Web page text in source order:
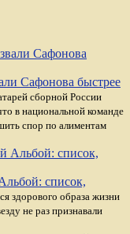
Сафонова быстрее
сборной России
в национальной команде
спор по алиментам
список,
здорового образа жизни
не раз признавали